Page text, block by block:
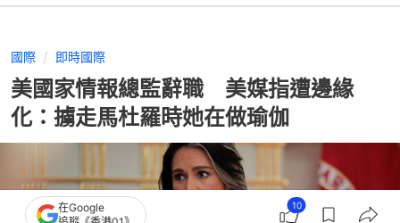
國際 即時國際
美國家情報總監辭職 美媒指遭邊緣
化：擄走馬杜羅時她在做瑜伽
在Google
10